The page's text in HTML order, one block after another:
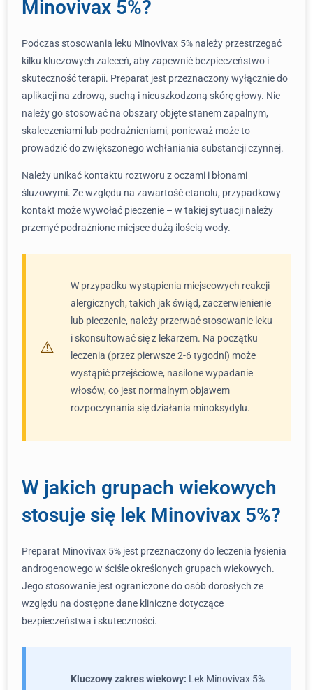
Minovivax 5%?
Podczas stosowania leku Minovivax 5% należy przestrzegać
kilku kluczowych zaleceń, aby zapewnić bezpieczeństwo i
skuteczność terapii. Preparat jest przeznaczony wyłącznie do
aplikacji na zdrową, suchą i nieuszkodzoną skórę głowy. Nie
należy go stosować na obszary objęte stanem zapalnym,
skaleczeniami lub podrażnieniami, ponieważ może to
prowadzić do zwiększonego wchłaniania substancji czynnej.
Należy unikać kontaktu roztworu z oczami i błonami
śluzowymi. Ze względu na zawartość etanolu, przypadkowy
kontakt może wywołać pieczenie – w takiej sytuacji należy
przemyć podrażnione miejsce dużą ilością wody.
W przypadku wystąpienia miejscowych reakcji
alergicznych, takich jak świąd, zaczerwienienie
lub pieczenie, należy przerwać stosowanie leku
i skonsultować się z lekarzem. Na początku
leczenia (przez pierwsze 2-6 tygodni) może
wystąpić przejściowe, nasilone wypadanie
włosów, co jest normalnym objawem
rozpoczynania się działania minoksydylu.
W jakich grupach wiekowych
stosuje się lek Minovivax 5%?
Preparat Minovivax 5% jest przeznaczony do leczenia łysienia
androgenowego w ściśle określonych grupach wiekowych.
Jego stosowanie jest ograniczone do osób dorosłych ze
względu na dostępne dane kliniczne dotyczące
bezpieczeństwa i skuteczności.
Kluczowy zakres wiekowy: Lek Minovivax 5%